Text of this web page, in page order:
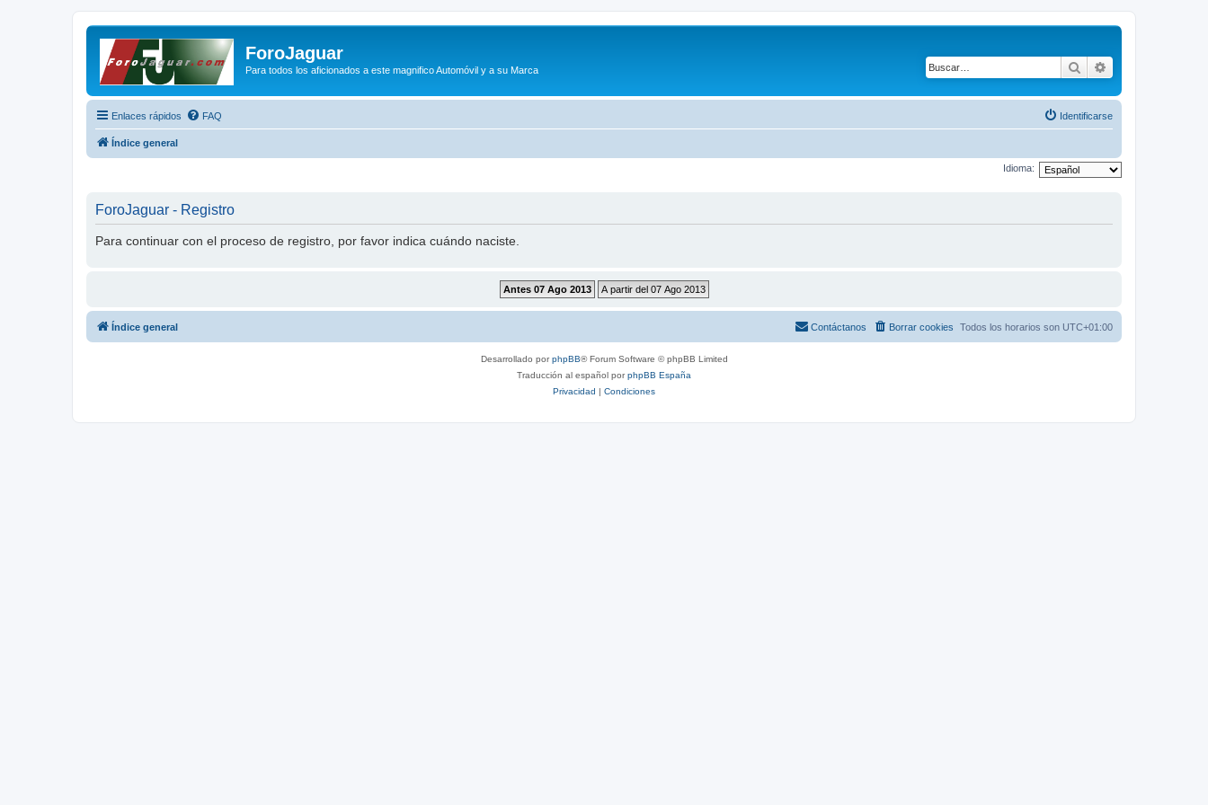
ForoJaguar
Para todos los aficionados a este magnifico Automóvil y a su Marca Buscar
Enlaces rápidos FAQ Identificarse
Índice general
Idioma:
ForoJaguar - Registro
Para continuar con el proceso de registro, por favor indica cuándo naciste.
Índice general Todos los horarios son UTC+01:00
Borrar cookies
Contáctanos
Desarrollado porphpBB® Forum Software © phpBB Limited
Traducción al español porphpBB España
Privacidad
Condiciones